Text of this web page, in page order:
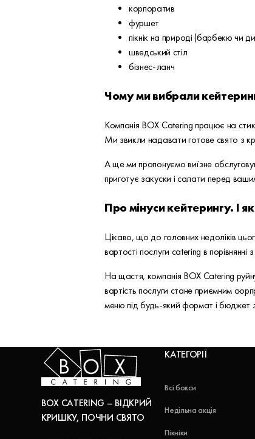
корпоратив
фуршет
пікнік на природі (барбекю чи
шведський стіл
бізнес-ланч
Чому ми вибрали
Компанія BOX Catering працює на
Ми звикли надавати готове свято з
А ще ми пропонуємо виїзне
приготує закуски і салати перед
Про мінуси кейтерингу. І
Цікаво, що до головних недоліків
вартості послуги catering в порівнянні
На щастя, компанія BOX Catering
вартість послуги стане приємним
меню під будь-який формат і бюджет
BOX CATERING – ВІДКРИЙ
КРИШКУ, ПОЧНИ СВЯТО
КАТЕГОРІЇ
Всі бокси
Недільна акція
Пікніки